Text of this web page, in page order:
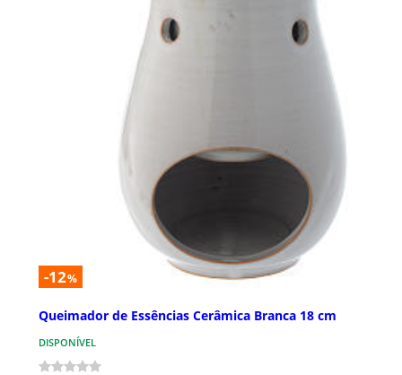
-12%
Queimador de Essências Cerâmica Branca 18 cm
DISPONÍVEL